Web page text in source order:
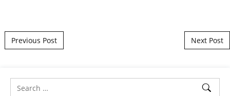
Post navigation
Previous Post Next Post